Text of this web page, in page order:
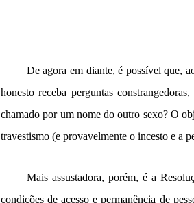
De agora em diante, é possível que,
honesto receba perguntas
chamado por um nome do outro sexo? O
travestismo (e provavelmente o incesto e a
Mais assustadora, porém, é a
condições de acesso e permanência de